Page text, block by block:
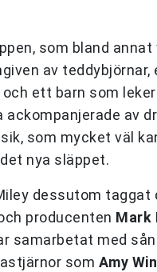
som bland annat
av teddybjörnar,
och ett barn som
ackompanjerade av
som mycket väl
nya släppet.
dessutom taggat
producenten Mark
samarbetat med
som Amy